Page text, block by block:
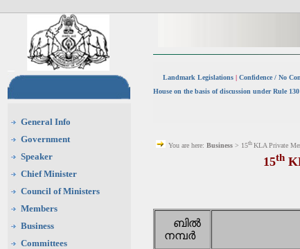
General Info
Government
Speaker
Chief Minister
Council of Ministers
Members
Business
Committees
Landmark Legislations | Confidence / No
House on the basis of discussion under Rule 130
You are here: Business > 15th KLA Private
15th
ബിൽ
നമ്പർ